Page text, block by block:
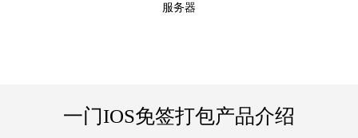
服务器
一门IOS免签打包产品介绍